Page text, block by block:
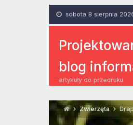
sobota 8 sierpnia
blog
artykuły do przedruku
Zwierzęta